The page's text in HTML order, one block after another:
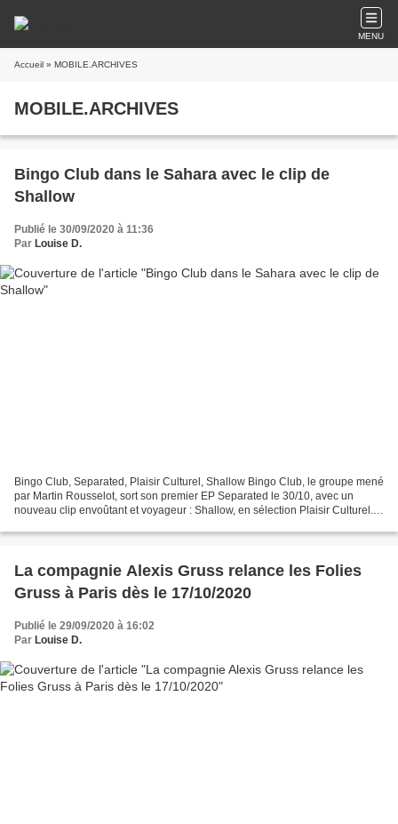
MENU
Accueil » MOBILE.ARCHIVES
MOBILE.ARCHIVES
Bingo Club dans le Sahara avec le clip de
Shallow
Publié le 30/09/2020 à 11:36
Par Louise D.
Bingo Club, Separated, Plaisir Culturel, Shallow Bingo Club, le groupe mené
par Martin Rousselot, sort son premier EP Separated le 30/10, avec un
nouveau clip envoûtant et voyageur : Shallow, en sélection Plaisir Culturel.
La compagnie Alexis Gruss relance les Folies
Gruss à Paris dès le 17/10/2020
Publié le 29/09/2020 à 16:02
Par Louise D.